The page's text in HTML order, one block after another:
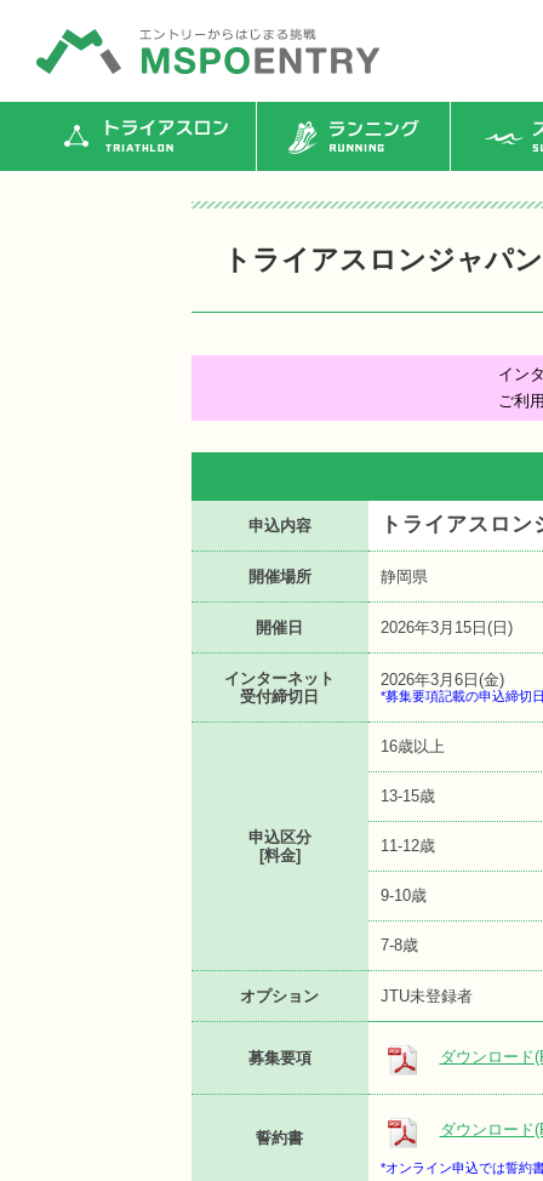
トライアスロン ランニング ス
トライアスロンジャパ
イン
ご利
申込内容 トライアスロ
開催場所 静岡県
開催日 2026年3月15日(日)
インターネット
受付締切日
2026年3月6日(金)
*募集要項記載の申込締切
申込区分
[料金]
16歳以上
13-15歳
11-12歳
9-10歳
7-8歳
オプション JTU未登録者
募集要項 ダウンロード
誓約書 ダウンロード
*オンライン申込では誓約